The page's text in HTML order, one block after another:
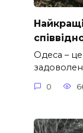
Одеса – це
0